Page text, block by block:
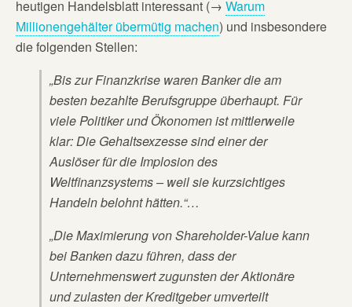
heutigen Handelsblatt interessant (→ Warum
Millionengehälter übermütig machen) und insbesondere
die folgenden Stellen:
„Bis zur Finanzkrise waren Banker die am
besten bezahlte Berufsgruppe überhaupt. Für
viele Politiker und Ökonomen ist mittlerweile
klar: Die Gehaltsexzesse sind einer der
Auslöser für die Implosion des
Weltfinanzsystems – weil sie kurzsichtiges
Handeln belohnt hätten.“…
„Die Maximierung von Shareholder-Value kann
bei Banken dazu führen, dass der
Unternehmenswert zugunsten der Aktionäre
und zulasten der Kreditgeber umverteilt